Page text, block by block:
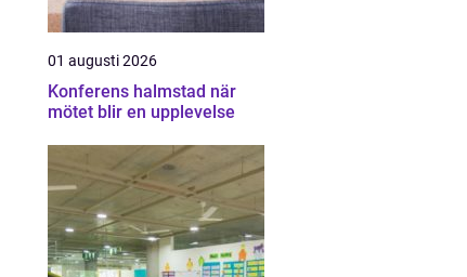
01 augusti 2026
Konferens halmstad när
mötet blir en upplevelse